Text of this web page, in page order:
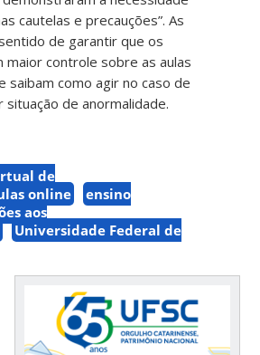
cautelas e precauções”. As
de garantir que os
controle sobre as aulas
saibam como agir no caso de
de anormalidade.
de
online
ensino
aos
Universidade Federal de